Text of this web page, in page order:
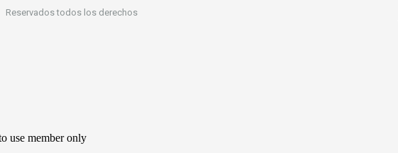
Reservados todos los derechos
use member only